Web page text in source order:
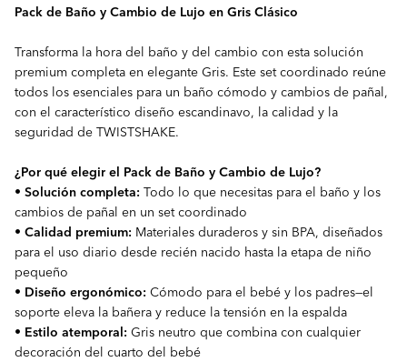
Pack de Baño y Cambio de Lujo en Gris Clásico
Transforma la hora del baño y del cambio con esta solución
premium completa en elegante Gris. Este set coordinado reúne
todos los esenciales para un baño cómodo y cambios de pañal,
con el característico diseño escandinavo, la calidad y la
seguridad de TWISTSHAKE.
¿Por qué elegir el Pack de Baño y Cambio de Lujo?
• Solución completa: Todo lo que necesitas para el baño y los
cambios de pañal en un set coordinado
• Calidad premium: Materiales duraderos y sin BPA, diseñados
para el uso diario desde recién nacido hasta la etapa de niño
pequeño
• Diseño ergonómico: Cómodo para el bebé y los padres—el
soporte eleva la bañera y reduce la tensión en la espalda
• Estilo atemporal: Gris neutro que combina con cualquier
decoración del cuarto del bebé